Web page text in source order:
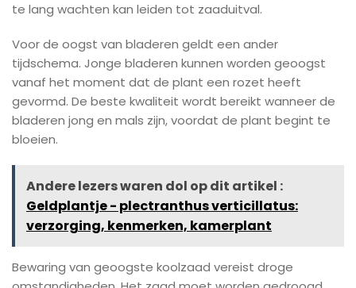
te lang wachten kan leiden tot zaaduitval.
Voor de oogst van bladeren geldt een ander
tijdschema. Jonge bladeren kunnen worden geoogst
vanaf het moment dat de plant een rozet heeft
gevormd. De beste kwaliteit wordt bereikt wanneer de
bladeren jong en mals zijn, voordat de plant begint te
bloeien.
Andere lezers waren dol op dit artikel :
Geldplantje - plectranthus verticillatus:
verzorging, kenmerken, kamerplant
Bewaring van geoogste koolzaad vereist droge